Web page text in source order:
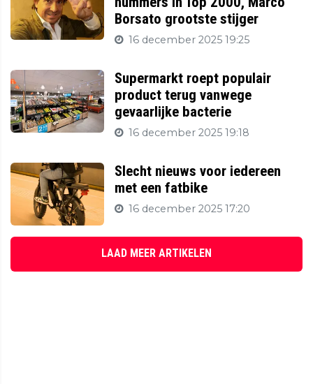
Borsato grootste stijger
16 december 2025 19:25
Supermarkt roept populair
product terug vanwege
gevaarlijke bacterie
16 december 2025 19:18
Slecht nieuws voor iedereen
met een fatbike
16 december 2025 17:20
LAAD MEER ARTIKELEN